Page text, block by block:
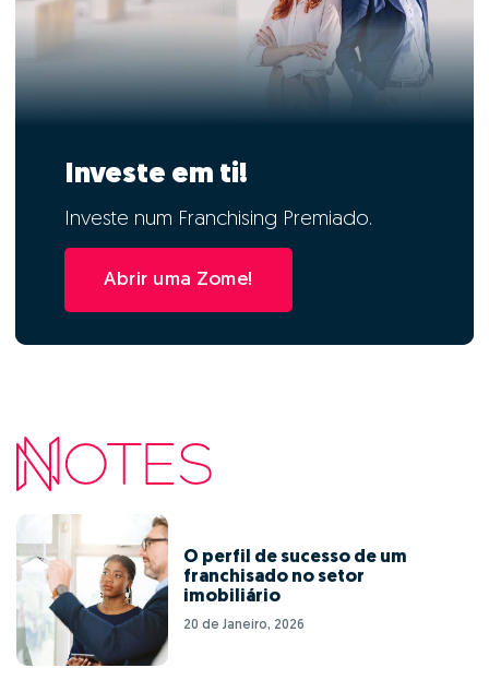
Investe em ti!
Investe num Franchising Premiado.
Abrir uma Zome!
O perfil de sucesso de um
franchisado no setor
imobiliário
20 de Janeiro, 2026